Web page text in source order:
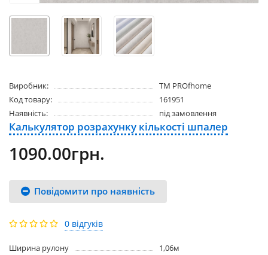
Виробник:
ТМ PROfhome
Код товару:
161951
Наявність:
під замовлення
Калькулятор розрахунку кількості шпалер
1090.00грн.
Повідомити про наявність
0 відгуків
Ширина рулону
1,06м